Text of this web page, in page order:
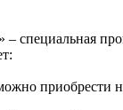
– специальная
приобрести